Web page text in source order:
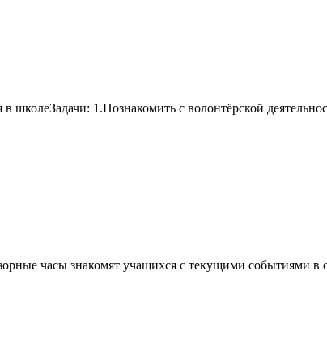
школеЗадачи: 1.Познакомить с волонтёрской
часы знакомят учащихся с текущими событиями в